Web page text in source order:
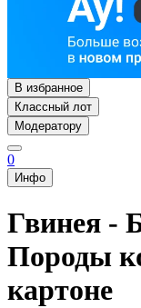
В избранное
Классный лот
Модератору
0
Инфо
Гвинея -
Породы
картоне